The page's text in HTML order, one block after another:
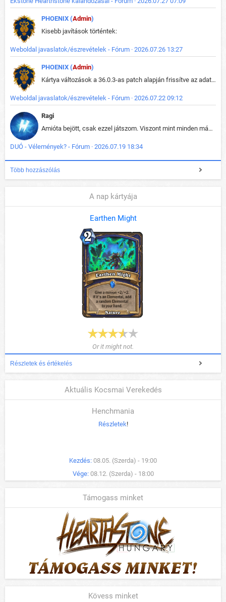
PHOENIX (Admin)
Kisebb javítások történtek:
Weboldal javaslatok/észrevételek - Fórum · 2026.07.26 13:27
PHOENIX (Admin)
Kártya változások a 36.0.3-as patch alapján frissítve az adatbázisban (képek is cserélve).
Weboldal javaslatok/észrevételek - Fórum · 2026.07.22 09:12
Ragi
Amióta bejött, csak ezzel játszom. Viszont mint minden más - akár az alapjáték is, ez is baromira összetett lett. Néha már pár kör után is esélytelen az egész. Vagy irreállisan túltápol valaki, vagy lelép a partner, vagy csak hülye mint a segg. És amikor eljönne az én időm, na akkor jön el mindenki másé is. Engem jobban érdekelne, hogy ki milyen ratingen szokott játszani. Na ez lenne egy érdekes adat.
DUÓ - Vélemények? - Fórum · 2026.07.19 18:34
Több hozzászólás
A nap kártyája
Earthen Might
Or it might not.
Részletek és értékelés
Aktuális Kocsmai Verekedés
Henchmania
Részletek!
Kezdés: 08.05. (Szerda) - 19:00
Vége: 08.12. (Szerda) - 18:00
Támogass minket
Kövess minket